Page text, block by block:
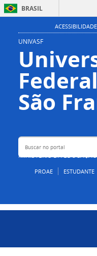
BRASIL
ACESSIBILIDADE
UNIVASF
São
MINISTÉRIO DA EDUCAÇÃO
Buscar no portal
PROAE ESTUDANTE